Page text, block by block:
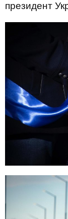
президент